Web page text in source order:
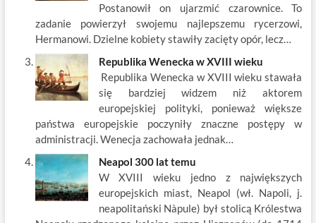
Postanowił on ujarzmić czarownice. To
zadanie powierzył swojemu najlepszemu rycerzowi,
Hermanowi. Dzielne kobiety stawiły zacięty opór, lecz…
Republika Wenecka w XVIII wieku
Republika Wenecka w XVIII wieku stawała
się bardziej widzem niż aktorem
europejskiej polityki, ponieważ większe
państwa europejskie poczyniły znaczne postępy w
administracji. Wenecja zachowała jednak…
Neapol 300 lat temu
W XVIII wieku jedno z największych
europejskich miast, Neapol (wł. Napoli, j.
neapolitański Nàpule) był stolicą Królestwa